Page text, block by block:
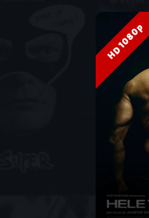
HD 1080p